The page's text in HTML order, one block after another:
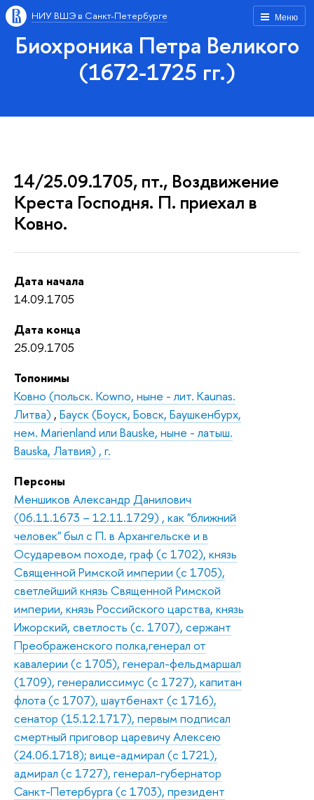
Меню
НИУ ВШЭ в Санкт-Петербурге
Биохроника Петра Великого
(1672-1725 гг.)
14/25.09.1705, пт., Воздвижение
Креста Господня. П. приехал в
Ковно.
Дата начала
14.09.1705
Дата конца
25.09.1705
Топонимы
Ковно (польск. Kowno, ныне - лит. Kaunas.
Литва) , Бауск (Боуск, Бовск, Баушкенбурх,
нем. Marienland или Bauske, ныне - латыш.
Bauska, Латвия) , г.
Персоны
Меншиков Александр Данилович
(06.11.1673 – 12.11.1729) , как "ближний
человек" был с П. в Архангельске и в
Осударевом походе, граф (с 1702), князь
Священной Римской империи (с 1705),
светлейший князь Священной Римской
империи, князь Российского царства, князь
Ижорский, светлость (с. 1707), сержант
Преображенского полка,генерал от
кавалерии (с 1705), генерал-фельдмаршал
(1709), генералиссимус (с 1727), капитан
флота (с 1707), шаутбенахт (с 1716),
сенатор (15.12.1717), первым подписал
смертный приговор царевичу Алексею
(24.06.1718); вице-адмирал (с 1721),
адмирал (с 1727), генерал-губернатор
Санкт-Петербурга (с 1703), президент